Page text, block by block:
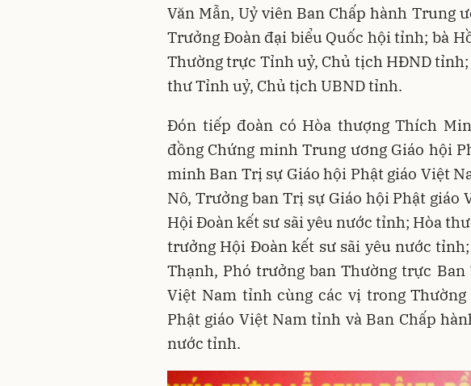
Văn Mẫn, Uỷ viên Ban Chấp hành Trung
Trưởng Đoàn đại biểu Quốc hội tỉnh; bà
Thường trực Tỉnh uỷ, Chủ tịch HĐND tỉnh;
thư Tỉnh uỷ, Chủ tịch UBND tỉnh.
Đón tiếp đoàn có Hòa thượng Thích
đồng Chứng minh Trung ương Giáo hội
minh Ban Trị sự Giáo hội Phật giáo Việt
Nô, Trưởng ban Trị sự Giáo hội Phật
Hội Đoàn kết sư sãi yêu nước tỉnh; Hòa
trưởng Hội Đoàn kết sư sãi yêu nước
Thạnh, Phó trưởng ban Thường trực
Việt Nam tỉnh cùng các vị trong
Phật giáo Việt Nam tỉnh và Ban Chấp
nước tỉnh.